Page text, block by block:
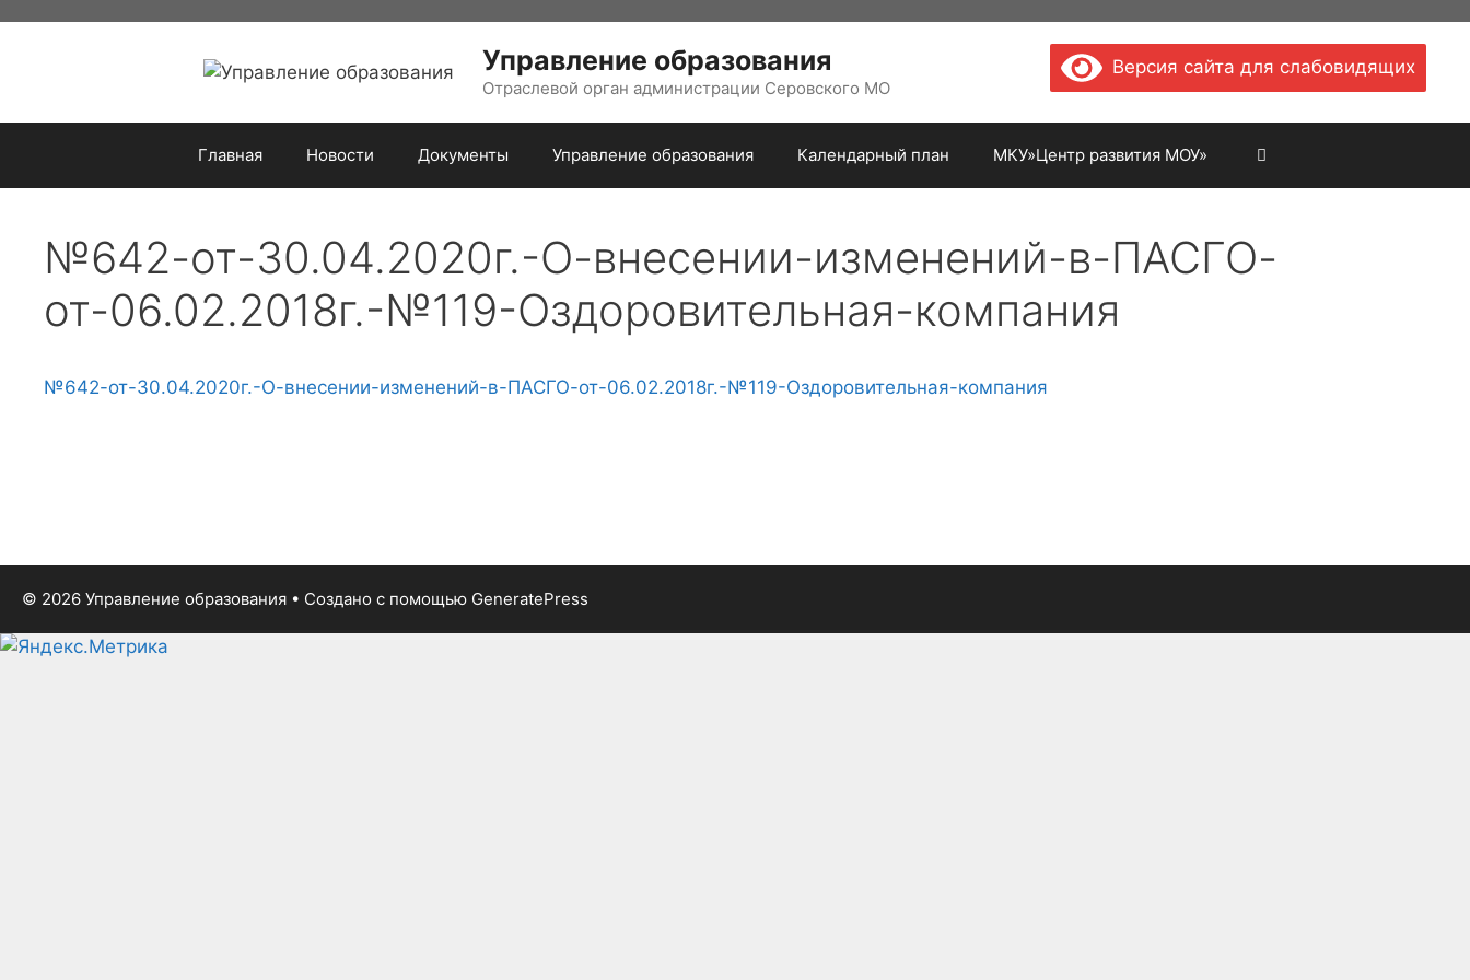
Версия сайта для слабовидящих
Управление образования
Отраслевой орган администрации Серовского МО
Главная Новости Документы Управление образования Календарный план МКУ»Центр развития МОУ»
№642-от-30.04.2020г.-О-внесении-изменений-в-ПАСГО-
от-06.02.2018г.-№119-Оздоровительная-компания
№642-от-30.04.2020г.-О-внесении-изменений-в-ПАСГО-от-06.02.2018г.-№119-Оздоровительная-компания
© 2026 Управление образования • Создано с помощью GeneratePress